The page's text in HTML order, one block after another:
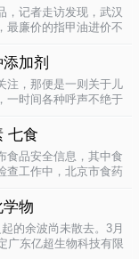
，记者走访发现，武汉
最廉价的指甲油进价不
指甲油摆卖。 韩国进
加剂
注，那便是一则关于儿
一时间各种呼声不绝于
让儿童强壮起来的是牛
七食
食品安全信息，其中食
查工作中，北京市食药
艾尔 听装黑啤酒，检出
物
的余波尚未散去。3月
广东亿超生物科技有限